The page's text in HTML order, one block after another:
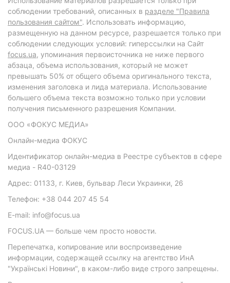
соблюдении требований, описанных в разделе "Правила
пользования сайтом". Использовать информацию,
размещенную на данном ресурсе, разрешается только при
соблюдении следующих условий: гиперссылки на Сайт
focus.ua, упоминания первоисточника не ниже первого
абзаца, объема использования, который не может
превышать 50% от общего объема оригинального текста,
изменения заголовка и лида материала. Использование
большего объема текста возможно только при условии
получения письменного разрешения Компании.
ООО «ФОКУС МЕДИА»
Онлайн-медиа ФОКУС
Идентификатор онлайн-медиа в Реестре субъектов в сфере
медиа - R40-03129
Адрес: 01133, г. Киев, бульвар Леси Украинки, 26
Телефон: +38 044 207 45 54
E-mail: info@focus.ua
FOCUS.UA — больше чем просто новости.
Перепечатка, копирование или воспроизведение
информации, содержащей ссылку на агентство ИнА
"Українські Новини", в каком-либо виде строго запрещены.